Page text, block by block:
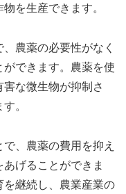
を生産できます。
農薬の必要性がなく
できます。農薬を使
な微生物が抑制さ
。
、農薬の費用を抑え
げることができま
継続し、農業産業の